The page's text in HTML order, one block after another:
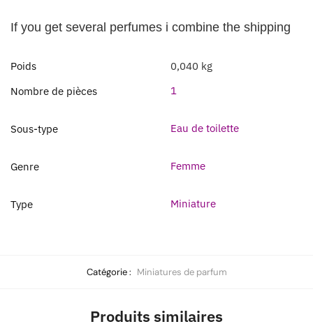
If you get several perfumes i combine the shipping
Poids
0,040 kg
Nombre de pièces
1
Sous-type Eau de toilette
Genre Femme
Type Miniature
Catégorie : Miniatures de parfum
Produits similaires